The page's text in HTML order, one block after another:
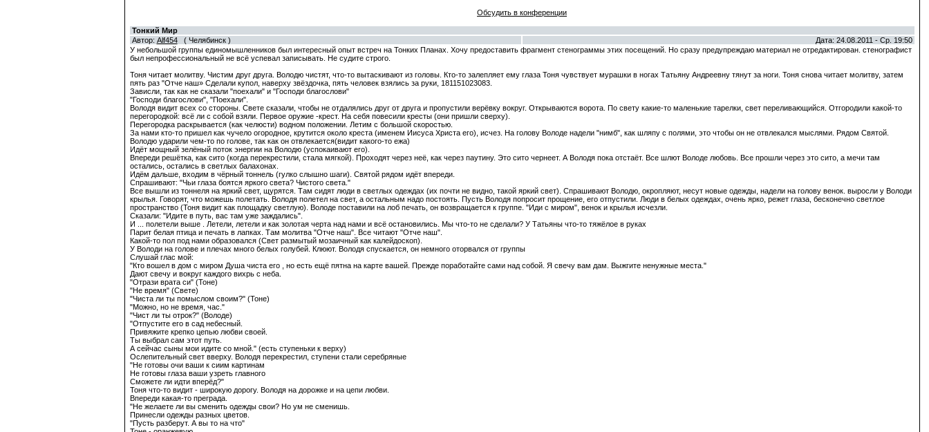
Обсудить в конференции
Тонкий Мир
Автор: Alf454( Челябинск )
Дата: 24.08.2011 - Ср. 19:50
У небольшой группы единомышленников был интересный опыт встреч на Тонких Планах. Хочу предоставить фрагмент стенограммы этих посещений. Но сразу предупреждаю материал не отредактирован. стенографист
был непрофессиональный не всё успевал записывать. Не судите строго.
Тоня читает молитву. Чистим друг друга. Володю чистят, что-то вытаскивают из головы. Кто-то залепляет ему глаза Тоня чувствует мурашки в ногах Татьяну Андреевну тянут за ноги. Тоня снова читает молитву, затем
пять раз "Отче наш» Сделали купол, наверху звёздочка, пять человек взялись за руки, 181151023083.
Зависли, так как не сказали "поехали" и "Господи благослови"
"Господи благослови", "Поехали".
Володя видит всех со стороны. Свете сказали, чтобы не отдалялись друг от друга и пропустили верёвку вокруг. Открываются ворота. По свету какие-то маленькие тарелки, свет переливающийся. Отгородили какой-то
перегородкой: всё ли с собой взяли. Первое оружие -крест. На себя повесили кресты (они пришли сверху).
Перегородка раскрывается (как челюсти) водном положении. Летим с большой скоростью.
За нами кто-то пришел как чучело огородное, крутится около креста (именем Иисуса Христа его), исчез. На голову Володе надели "нимб", как шляпу с полями, это чтобы он не отвлекался мыслями. Рядом Святой.
Володю ударили чем-то по голове, так как он отвлекается(видит какого-то ежа)
Идёт мощный зелёный поток энергии на Володю (успокаивают его).
Впереди решётка, как сито (когда перекрестили, стала мягкой). Проходят через неё, как через паутину. Это сито чернеет. А Володя пока отстаёт. Все шлют Володе любовь. Все прошли через это сито, а мечи там
остались, остались в светлых балахонах.
Идём дальше, входим в чёрный тоннель (гулко слышно шаги). Святой рядом идёт впереди.
Спрашивают: "Чьи глаза боятся яркого света? Чистого света."
Все вышли из тоннеля на яркий свет, щурятся. Там сидят люди в светлых одеждах (их почти не видно, такой яркий свет). Спрашивают Володю, окропляют, несут новые одежды, надели на голову венок. выросли у Володи
крылья. Говорят, что можешь полетать. Володя полетел на свет, а остальным надо постоять. Пусть Володя попросит прощение, его отпустили. Люди в белых одеждах, очень ярко, режет глаза, бесконечно светлое
пространство (Тоня видит как площадку светлую). Володе поставили на лоб печать, он возвращается к группе. "Иди с миром", венок и крылья исчезли.
Сказали: "Идите в путь, вас там уже заждались".
И ... полетели выше . Летели, летели и как золотая черта над нами и всё остановились. Мы что-то не сделали? У Татьяны что-то тяжёлое в руках
Парит белая птица и печать в лапках. Там молитва "Отче наш". Все читают "Отче наш".
Какой-то пол под нами образовался (Свет размытый мозаичный как калейдоскоп).
У Володи на голове и плечах много белых голубей. Клюют. Володя спускается, он немного оторвался от группы
Слушай глас мой:
"Кто вошел в дом с миром Душа чиста его , но есть ещё пятна на карте вашей. Прежде поработайте сами над собой. Я свечу вам дам. Выжгите ненужные места."
Дают свечу и вокруг каждого вихрь с неба.
"Отрази врата си" (Тоне)
"Не время" (Свете)
"Чиста ли ты помыслом своим?" (Тоне)
"Можно, но не время, час."
"Чист ли ты отрок?" (Володе)
"Отпустите его в сад небесный.
Привяжите крепко цепью любви своей.
Ты выбрал сам этот путь.
А сейчас сыны мои идите со мной." (есть ступеньки к верху)
Ослепительный свет вверху. Володя перекрестил, ступени стали серебряные
"Не готовы очи ваши к сиим картинам
Не готовы глаза ваши узреть главного
Сможете ли идти вперёд?"
Тоня что-то видит - широкую дорогу. Володя на дорожке и на цепи любви.
Впереди какая-то преграда.
"Не желаете ли вы сменить одежды свои? Но ум не сменишь.
Принесли одежды разных цветов.
"Пусть разберут. А вы то на что"